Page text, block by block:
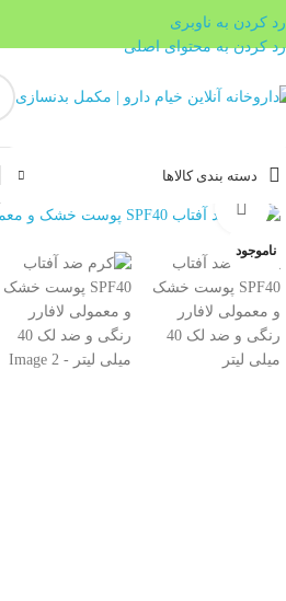
رد کردن به ناوبری
رد کردن به محتوای اصلی
دسته بندی کالاها
ناموجود
بزرگنمایی تصویر